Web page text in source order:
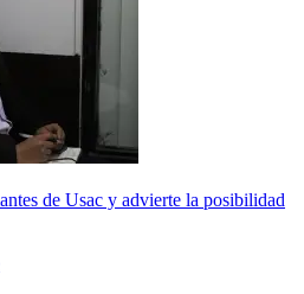
de Usac y advierte la posibilidad